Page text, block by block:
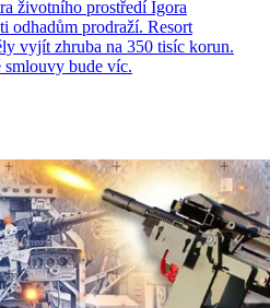
životního prostředí Igora
odhadům prodraží. Resort
vyjít zhruba na 350 tisíc korun.
smlouvy bude víc.